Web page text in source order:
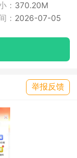
： 370.20M
： 2026-07-05
举报反馈